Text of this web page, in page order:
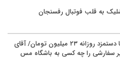
شلیک به قلب فوتبال رفسنجان
مدیر غیربومی با دستمزد روزانه ۲۳ میلیون تومان/ آقای
سفارشی را چه کسی به باشگاه مس